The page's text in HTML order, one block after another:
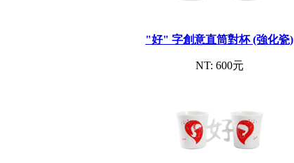
"好" 字創意直筒對杯 (強化瓷)
NT: 600元